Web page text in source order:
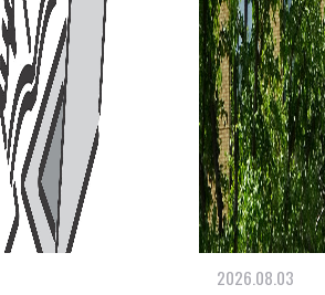
2026.08.03